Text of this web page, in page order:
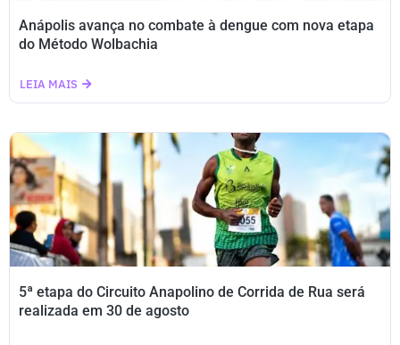
Anápolis avança no combate à dengue com nova etapa
do Método Wolbachia
LEIA MAIS
5ª etapa do Circuito Anapolino de Corrida de Rua será
realizada em 30 de agosto